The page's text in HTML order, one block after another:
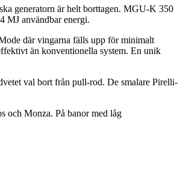
generatorn är helt borttagen. MGU-K 350
MJ användbar energi.
där vingarna fälls upp för minimalt
än konventionella system. En unik
val bort från pull-rod. De smalare Pirelli-
och Monza. På banor med låg